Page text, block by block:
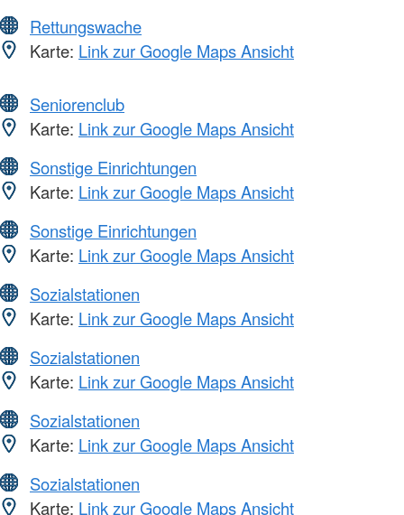
Rettungswache
Karte: Link zur Google Maps Ansicht
Seniorenclub
Karte: Link zur Google Maps Ansicht
Sonstige Einrichtungen
Karte: Link zur Google Maps Ansicht
Sonstige Einrichtungen
Karte: Link zur Google Maps Ansicht
Sozialstationen
Karte: Link zur Google Maps Ansicht
Sozialstationen
Karte: Link zur Google Maps Ansicht
Sozialstationen
Karte: Link zur Google Maps Ansicht
Sozialstationen
Karte: Link zur Google Maps Ansicht